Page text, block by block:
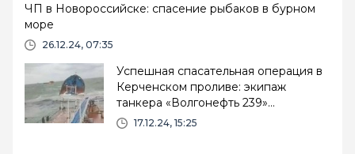
ЧП в Новороссийске: спасение рыбаков в бурном
море
26.12.24, 07:35
Успешная спасательная операция в
Керченском проливе: экипаж
танкера «Волгонефть 239»
эвакуирован
17.12.24, 15:25